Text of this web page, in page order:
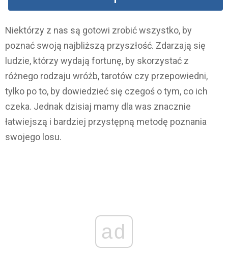
Niektórzy z nas są gotowi zrobić wszystko, by
poznać swoją najbliższą przyszłość. Zdarzają się
ludzie, którzy wydają fortunę, by skorzystać z
różnego rodzaju wróżb, tarotów czy przepowiedni,
tylko po to, by dowiedzieć się czegoś o tym, co ich
czeka. Jednak dzisiaj mamy dla was znacznie
łatwiejszą i bardziej przystępną metodę poznania
swojego losu.
ad